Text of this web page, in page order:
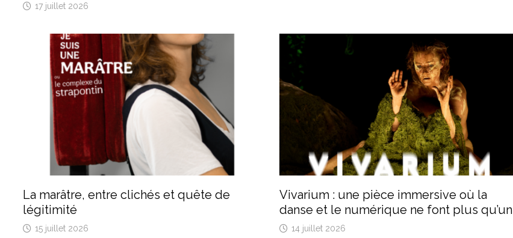
17 juillet 2026
La marâtre, entre clichés et quête de
légitimité
15 juillet 2026
Vivarium : une pièce immersive où la
danse et le numérique ne font plus qu’un
14 juillet 2026